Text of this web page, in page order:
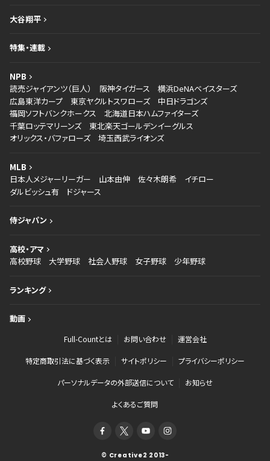
大谷翔平
特集・連載
NPB
読売ジャイアンツ（巨人）
阪神タイガース
横浜DeNAベイスターズ
広島東洋カープ
東京ヤクルトスワローズ
中日ドラゴンズ
福岡ソフトバンクホークス
北海道日本ハムファイターズ
千葉ロッテマリーンズ
東北楽天ゴールデンイーグルス
オリックス・バファローズ
埼玉西武ライオンズ
MLB
日本人メジャーリーガー
山本由伸 佐々木朗希
イチロー
ダルビッシュ有
ドジャース
侍ジャパン
高校・アマ
高校野球
大学野球 社会人野球 女子野球 少年野球
ランキング
動画
Full-Countとは お問い合わせ 運営会社
特定商取引法に基づく表示 サイトポリシー プライバシーポリシー
パーソナルデータの外部送信について お知らせ
よくあるご質問
© Creative2 2013-